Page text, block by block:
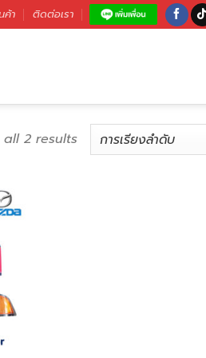
ค้า ติดต่อเรา
all 2 results